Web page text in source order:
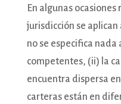
En algunas
jurisdicción se aplican
no se especifica
competentes, (ii) la
encuentra dispersa
carteras están en